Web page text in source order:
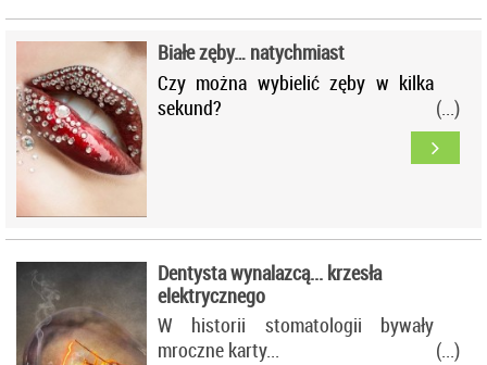
Poznaniu, studiując jednocześnie w
Poznańskiej Wyższej Szkole
Plastycznej. Po studiach pracował
kilka lat w AM w Poznaniu jako
młodszy asystent w Zakładzie
Protetyki u prof. Sarazina.
Białe zęby… natychmiast
Czy można wybielić zęby w kilka
sekund?
Dentysta wynalazcą... krzesła
elektrycznego
W historii stomatologii bywały
mroczne karty...